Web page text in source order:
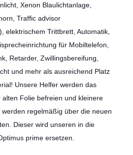
Xenon Blaulichtanlage,
Traffic advisor
elektrischem Trittbrett, Automatik,
für Mobiltelefon,
Retarder, Zwillingsbereifung,
und mehr als ausreichend Platz
Unsere Helfer werden das
Folie befreien und kleinere
regelmäßig über die neuen
Dieser wird unseren in die
prime ersetzen.